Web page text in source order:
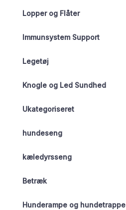
Lopper og Flåter
Immunsystem Support
Legetøj
Knogle og Led Sundhed
Ukategoriseret
hundeseng
kæledyrsseng
Betræk
Hunderampe og hundetrappe